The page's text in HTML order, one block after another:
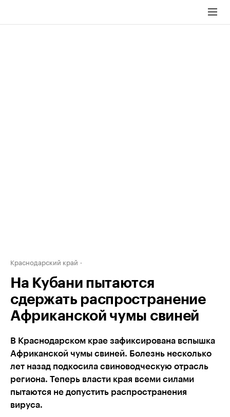
Краснодарский край
На Кубани пытаются
сдержать распространение
Африканской чумы свиней
В Краснодарском крае зафиксирована вспышка
Африканской чумы свиней. Болезнь несколько
лет назад подкосила свиноводческую отрасль
региона. Теперь власти края всеми силами
пытаются не допустить распространения
вируса.